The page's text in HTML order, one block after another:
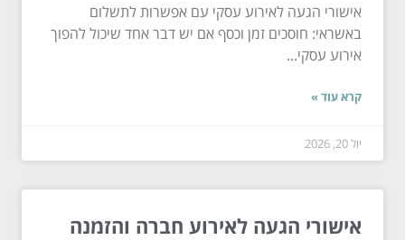
אישורי הגעה לאירוע עסקי עם אפשרות לתשלום
באשראי: חוסכים זמן וכסף אם יש דבר אחד שיכול להפוך
אירוע עסקי...
קרא עוד »
יול 20, 2026
אישורי הגעה לאירוע חברה והזמנה